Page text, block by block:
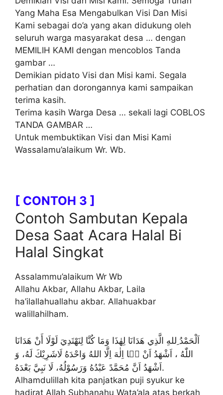
Yang Maha Esa Mengabulkan Visi Dan Misi
Kami sebagai do’a yang akan didukung oleh
seluruh warga masyarakat desa … dengan
MEMILIH KAMI dengan mencoblos Tanda
gambar …
Demikian pidato Visi dan Misi kami. Segala
perhatian dan dorongannya kami sampaikan
terima kasih.
Terima kasih Warga Desa … sekali lagi COBLOS
TANDA GAMBAR …
Untuk membuktikan Visi dan Misi Kami
Wassalamu’alaikum Wr. Wb.
[ CONTOH 3 ]
Contoh Sambutan Kepala
Desa Saat Acara Halal Bi
Halal Singkat
Assalammu’alaikum Wr Wb
Allahu Akbar, Allahu Akbar, Laila
ha’ilallahuallahu akbar. Allahuakbar
walillahilham.
اَلْحَمْدُ ِللهِ الَّذِي هَدَانَا لِهٰذَا وَمَا كُنَّا لِنَهْتَدِيَ لَوْلَا أَنْ هَدَانَا
اللّٰهُ ، اَشْهَدُ اَنْ لۤا اِلٰهَ اِلَّا اللهُ وَاحْدَهُ لَاشَرِيْكَ لَهُ، وَ
اَشْهَدُ اَنَّ مُحَمَّدً عَبْدُهُ وَرَسُوْلُهُ، لَا نَبِيَّ بَعْدَهُ.
Alhamdulillah kita panjatkan puji syukur ke
hadirat Allah Subhanahu Wata’ala atas berkah